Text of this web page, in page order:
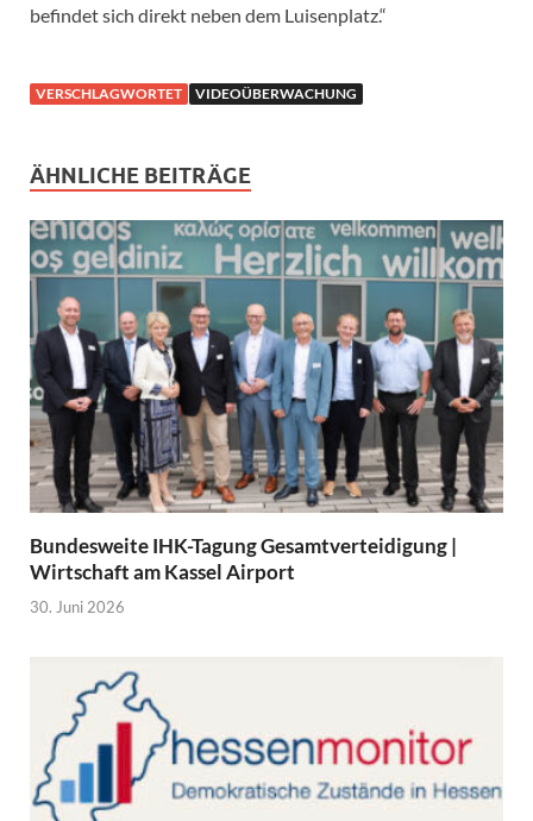
befindet sich direkt neben dem Luisenplatz.“
VERSCHLAGWORTET VIDEOÜBERWACHUNG
ÄHNLICHE BEITRÄGE
Bundesweite IHK-Tagung Gesamtverteidigung |
Wirtschaft am Kassel Airport
30. Juni 2026